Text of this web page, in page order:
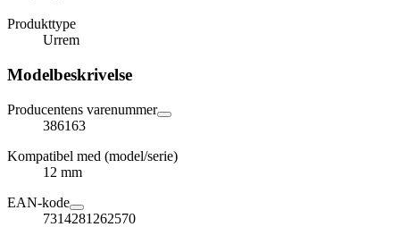
Produkttype
Urrem
Modelbeskrivelse
Producentens varenummer
386163
Kompatibel med (model/serie)
12 mm
EAN-kode
7314281262570